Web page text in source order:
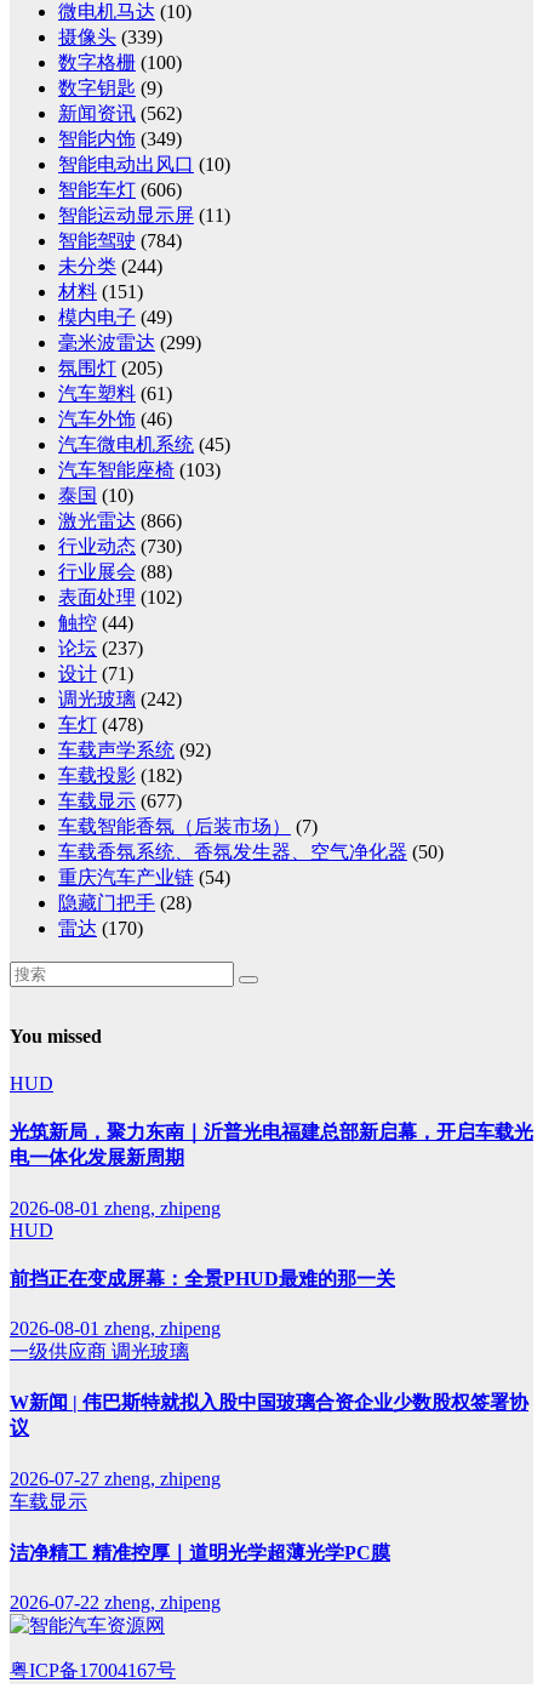
微电机马达 (10)
摄像头 (339)
数字格栅 (100)
数字钥匙 (9)
新闻资讯 (562)
智能内饰 (349)
智能电动出风口 (10)
智能车灯 (606)
智能运动显示屏 (11)
智能驾驶 (784)
未分类 (244)
材料 (151)
模内电子 (49)
毫米波雷达 (299)
氛围灯 (205)
汽车塑料 (61)
汽车外饰 (46)
汽车微电机系统 (45)
汽车智能座椅 (103)
泰国 (10)
激光雷达 (866)
行业动态 (730)
行业展会 (88)
表面处理 (102)
触控 (44)
论坛 (237)
设计 (71)
调光玻璃 (242)
车灯 (478)
车载声学系统 (92)
车载投影 (182)
车载显示 (677)
车载智能香氛（后装市场）
(7)
车载香氛系统、香氛发生器、空气净化器 (50)
重庆汽车产业链 (54)
隐藏门把手 (28)
雷达 (170)
You missed
HUD
光筑新局，聚力东南｜沂普光电福建总部新启幕，开启车载光
电一体化发展新周期
2026-08-01 zheng, zhipeng
HUD
前挡正在变成屏幕：全景PHUD最难的那一关
2026-08-01 zheng, zhipeng
一级供应商 调光玻璃
W新闻 | 伟巴斯特就拟入股中国玻璃合资企业少数股权签署协
议
2026-07-27 zheng, zhipeng
车载显示
洁净精工 精准控厚｜道明光学超薄光学PC膜
2026-07-22 zheng, zhipeng
粤ICP备17004167号